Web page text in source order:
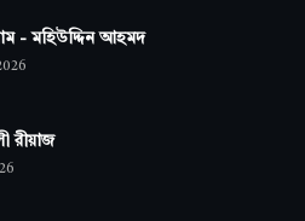
- মহিউদ্দিন আহমদ
রীয়াজ